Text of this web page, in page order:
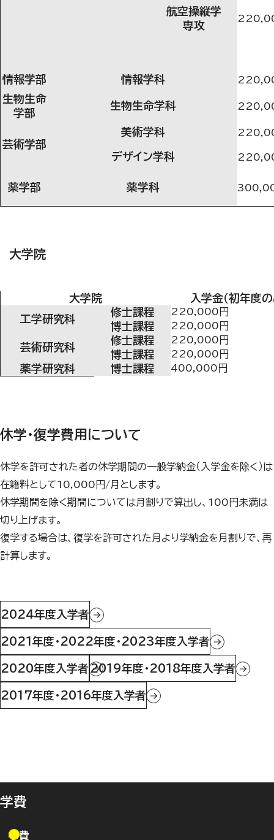
航空操縦学
専攻
情報学部 情報学科
生物生命
学部
生物生命学科
芸術学部
美術学科
デザイン学科
薬学部 薬学科
大学院
大学院
入学金（初年度の
工学研究科
修士課程 220,000円
博士課程 220,000円
芸術研究科
修士課程 220,000円
博士課程 220,000円
薬学研究科 博士課程 400,000円
休学・復学費用について
休学を許可された者の休学期間の一般学納金（入学金を除く）は
在籍料として10,000円/月とします。
休学期間を除く期間については月割りで算出し、100円未満は
切り上げます。
復学する場合は、復学を許可された月より学納金を月割りで、再
計算します。
2024年度入学者
2021年度・2022年度・2023年度入学者
2020年度入学者2019年度・2018年度入学者
2017年度・2016年度入学者
学費
学費